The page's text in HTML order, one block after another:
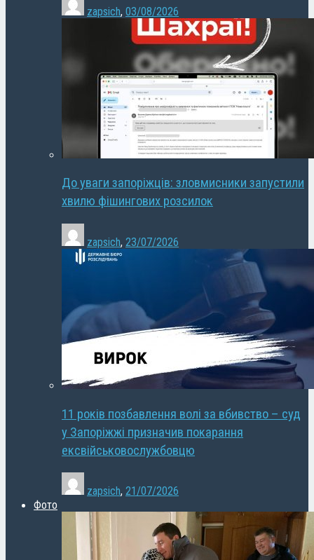
zapsich, 03/08/2026
До уваги запоріжців: зловмисники запустили
хвилю фішингових розсилок
zapsich, 23/07/2026
11 років позбавлення волі за вбивство – суд
у Запоріжжі призначив покарання
ексвійськовослужбовцю
zapsich, 21/07/2026
Фото